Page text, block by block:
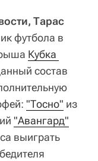
Тарас
футбола в
Кубка
состав
"Тосно" из
"Авангард"
выиграть